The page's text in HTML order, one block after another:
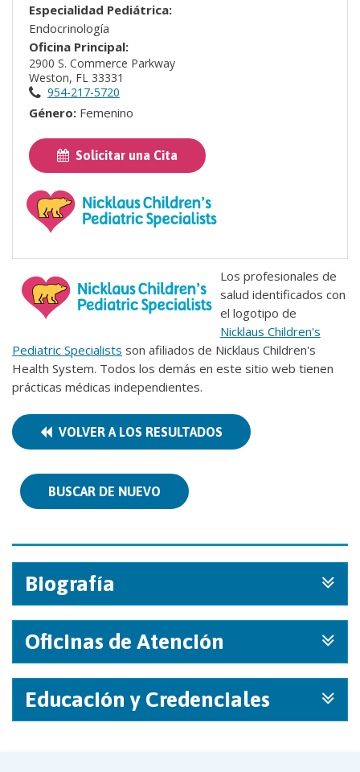
Especialidad Pediátrica:
Endocrinología
Oficina Principal:
2900 S. Commerce Parkway
Weston, FL 33331
954-217-5720
Género: Femenino
Solicitar una Cita
Los profesionales de
salud identificados con
el logotipo de
Nicklaus Children's
Pediatric Specialists son afiliados de Nicklaus Children's
Health System. Todos los demás en este sitio web tienen
prácticas médicas independientes.
VOLVER A LOS RESULTADOS
BUSCAR DE NUEVO
Biografía
Oficinas de Atención
Educación y Credenciales